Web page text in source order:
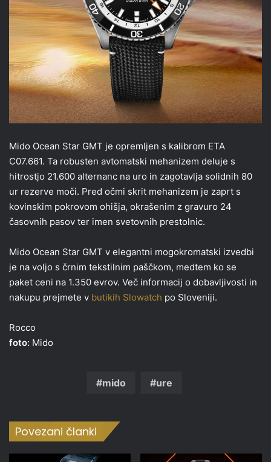
Mido Ocean Star GMT je opremljen s kalibrom ETA
C07.661. Ta robusten avtomatski mehanizem deluje s
hitrostjo 21.600 alternanc na uro in zagotavlja solidnih 80
ur rezerve moči. Pred očmi skrit mehanizem je zaprt s
kovinskim pokrovom ohišja, okrašenim z gravuro 24
časovnih pasov ter imen svetovnih prestolnic.
Mido Ocean Star GMT v elegantni mogokromatski izvedbi
je na voljo s črnim tekstilnim paščkom, medtem ko se
paket ceni na 1.350 evrov. Več informacij o dobavljivosti in
nakupu prejmete v butikih Slowatch po Sloveniji.
Rocco
foto: Mido
mido ure
Povezani članki